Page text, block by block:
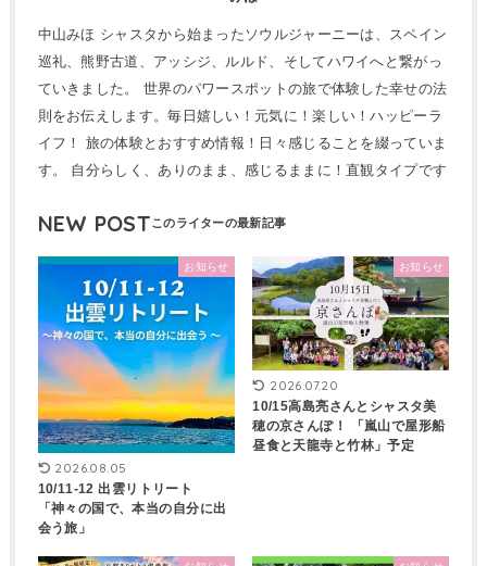
中山みほ シャスタから始まったソウルジャーニーは、スペイン
巡礼、熊野古道、アッシジ、ルルド、そしてハワイへと繋がっ
ていきました。 世界のパワースポットの旅で体験した幸せの法
則をお伝えします。毎日嬉しい！元気に！楽しい！ハッピーラ
イフ！ 旅の体験とおすすめ情報！日々感じることを綴っていま
す。 自分らしく、ありのまま、感じるままに！直観タイプです
NEW POST
お知らせ
2026.08.05
10/11-12 出雲リトリート
「神々の国で、本当の自分に出
会う旅」
お知らせ
2026.07.20
10/15高島亮さんとシャスタ美
穂の京さんぽ！ 「嵐山で屋形船
昼食と天龍寺と竹林」予定